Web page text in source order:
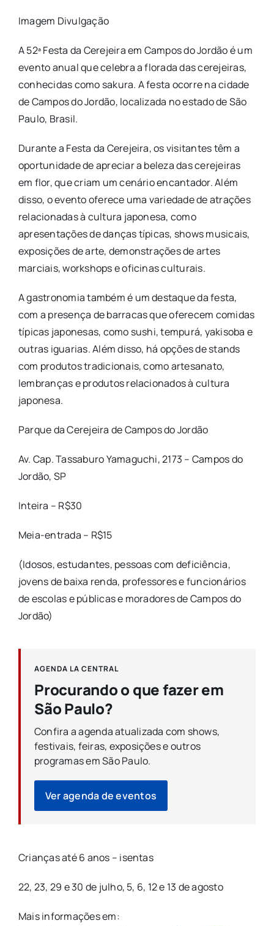
Imagem Divulgação
A 52ª Festa da Cerejeira em Campos do Jordão é um
evento anual que celebra a florada das cerejeiras,
conhecidas como sakura. A festa ocorre na cidade
de Campos do Jordão, localizada no estado de São
Paulo, Brasil.
Durante a Festa da Cerejeira, os visitantes têm a
oportunidade de apreciar a beleza das cerejeiras
em flor, que criam um cenário encantador. Além
disso, o evento oferece uma variedade de atrações
relacionadas à cultura japonesa, como
apresentações de danças típicas, shows musicais,
exposições de arte, demonstrações de artes
marciais, workshops e oficinas culturais.
A gastronomia também é um destaque da festa,
com a presença de barracas que oferecem comidas
típicas japonesas, como sushi, tempurá, yakisoba e
outras iguarias. Além disso, há opções de stands
com produtos tradicionais, como artesanato,
lembranças e produtos relacionados à cultura
japonesa.
Parque da Cerejeira de Campos do Jordão
Av. Cap. Tassaburo Yamaguchi, 2173 – Campos do
Jordão, SP
Inteira – R$30
Meia-entrada – R$15
(Idosos, estudantes, pessoas com deficiência,
jovens de baixa renda, professores e funcionários
de escolas e públicas e moradores de Campos do
Jordão)
AGENDA LA CENTRAL
Procurando o que fazer em
São Paulo?
Confira a agenda atualizada com shows,
festivais, feiras, exposições e outros
programas em São Paulo.
Ver agenda de eventos
Crianças até 6 anos – isentas
22, 23, 29 e 30 de julho, 5, 6, 12 e 13 de agosto
Mais informações em: